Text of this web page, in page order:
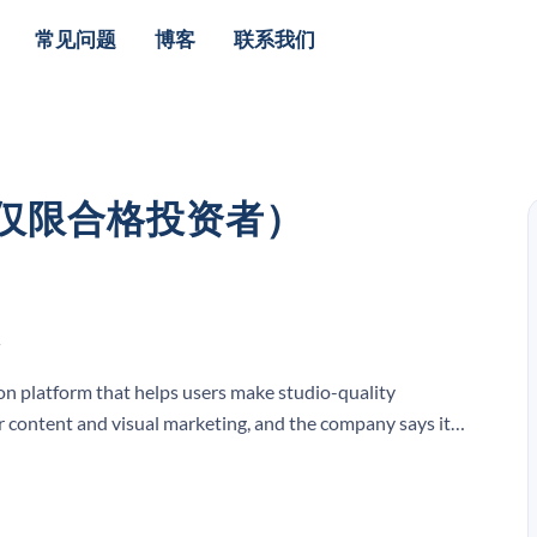
常见问题 博客 联系我们
合格投资者）
platform that helps users make studio-quality
and visual marketing, and the company says it